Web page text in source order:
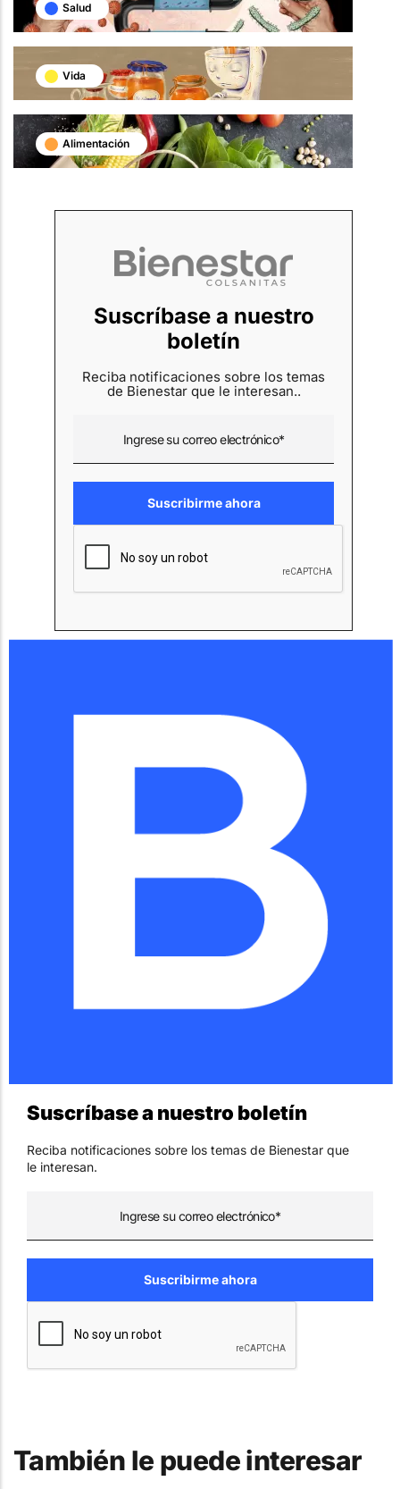
Salud
Vida
Alimentación
Suscríbase a nuestro
boletín
Reciba notificaciones sobre los temas
de Bienestar que le interesan..
Suscríbase a nuestro boletín
Reciba notificaciones sobre los temas de Bienestar que
le interesan.
También le puede interesar